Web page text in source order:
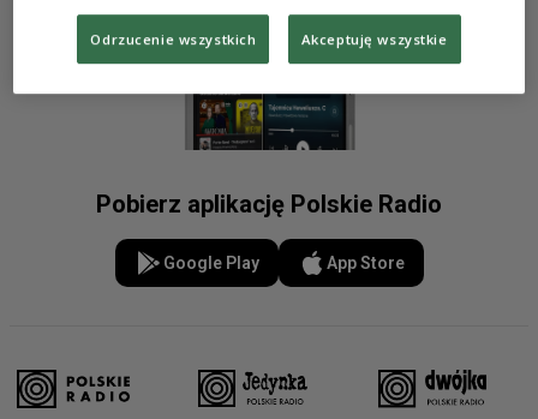
Pobierz aplikację Polskie Radio
Google Play App Store
Odrzucenie wszystkich Akceptuję wszystkie